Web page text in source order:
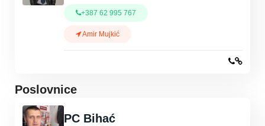
+387 62 995 767
Amir Mujkić
Poslovnice
PC Bihać